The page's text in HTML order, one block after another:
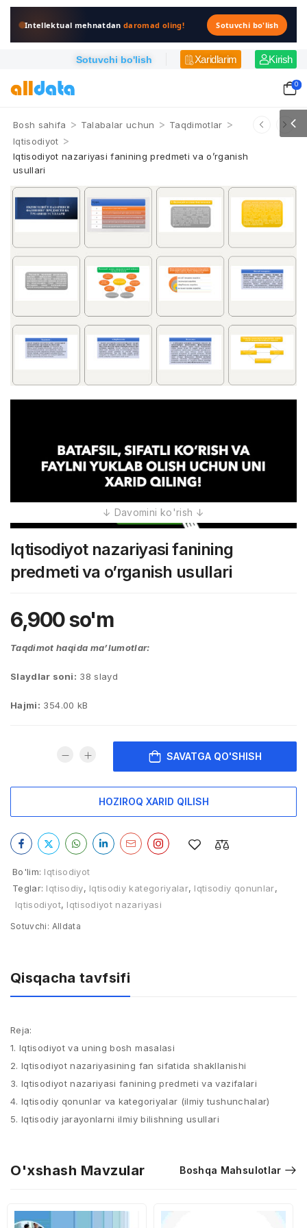
Intellektual mehnatdandaromad oling! Sotuvchi bo'lish
Sotuvchi bo'lish Xaridlarim Kirish
0
Bosh sahifa > Talabalar uchun > Taqdimotlar >
Iqtisodiyot >
Iqtisodiyot nazariyasi fanining predmeti va o’rganish
usullari
Iqtisodiyot nazariyasi fanining
predmeti va o’rganish usullari
6,900so'm
Taqdimot haqida ma’lumotlar:
Slaydlar soni: 38 slayd
Hajmi: 354.00 kB
SAVATGA QO'SHISH
HOZIROQ XARID QILISH
Bo'lim: Iqtisodiyot
Teglar: Iqtisodiy, Iqtisodiy kategoriyalar, Iqtisodiy qonunlar,
Iqtisodiyot, Iqtisodiyot nazariyasi
Sotuvchi: Alldata
Qisqacha tavfsifi
Reja:
1. Iqtisodiyot va uning bosh masalasi
2. Iqtisodiyot nazariyasining fan sifatida shakllanishi
3. Iqtisodiyot nazariyasi fanining predmeti va vazifalari
4. Iqtisodiy qonunlar va kategoriyalar (ilmiy tushunchalar)
5. Iqtisodiy jarayonlarni ilmiy bilishning usullari
O'xshash Mavzular Boshqa Mahsulotlar